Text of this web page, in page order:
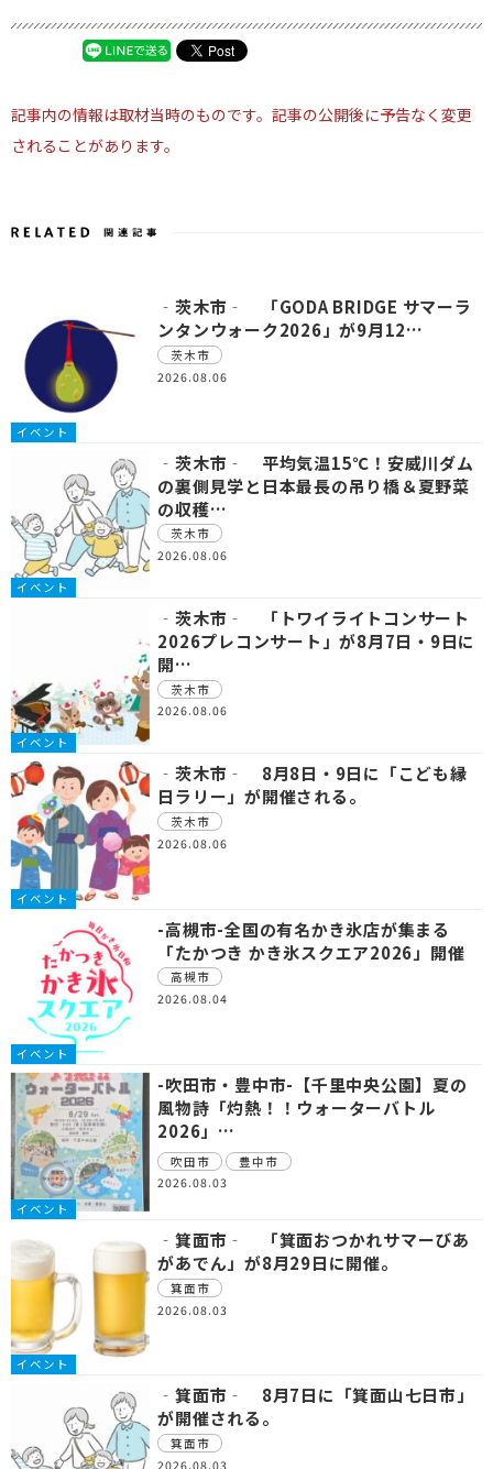
記事内の情報は取材当時のものです。記事の公開後に予告なく変更
されることがあります。
イベント
‐茨木市‐ 「GODA BRIDGE サマーラ
ンタンウォーク2026」が9月12…
茨木市
2026.08.06
イベント
‐茨木市‐ 平均気温15℃！安威川ダム
の裏側見学と日本最長の吊り橋＆夏野菜
の収穫…
茨木市
2026.08.06
イベント
‐茨木市‐ 「トワイライトコンサート
2026プレコンサート」が8月7日・9日に
開…
茨木市
2026.08.06
イベント
‐茨木市‐ 8月8日・9日に「こども縁
日ラリー」が開催される。
茨木市
2026.08.06
イベント
-高槻市-全国の有名かき氷店が集まる
「たかつき かき氷スクエア2026」開催
高槻市
2026.08.04
イベント
-吹田市・豊中市-【千里中央公園】夏の
風物詩「灼熱！！ウォーターバトル
2026」…
吹田市
豊中市
2026.08.03
イベント
‐箕面市‐ 「箕面おつかれサマーびあ
があでん」が8月29日に開催。
箕面市
2026.08.03
‐箕面市‐ 8月7日に「箕面山七日市」
が開催される。
箕面市
2026.08.03